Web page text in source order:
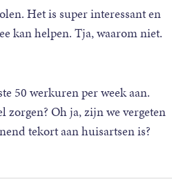
Het is super interessant en
kan helpen. Tja, waarom niet.
50 werkuren per week aan.
zorgen? Oh ja, zijn we vergeten
tekort aan huisartsen is?